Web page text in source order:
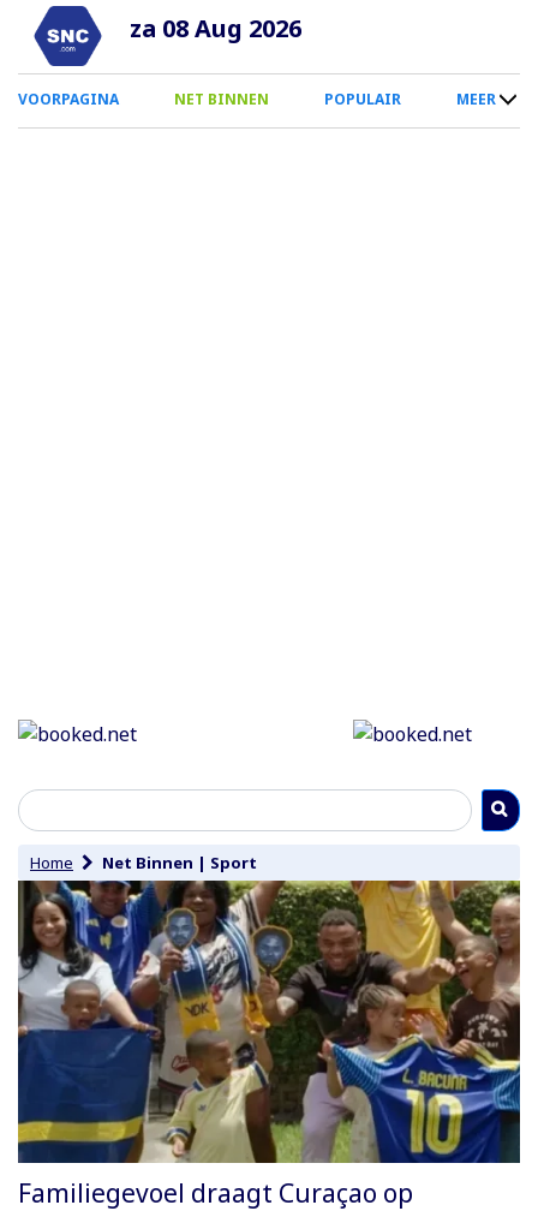
Overslaan
naar
inhoud
za 08 Aug 2026
0
Smartphone
VOORPAGINA NET BINNEN POPULAIR MEER
Home Net Binnen | Sport
Familiegevoel draagt Curaçao op